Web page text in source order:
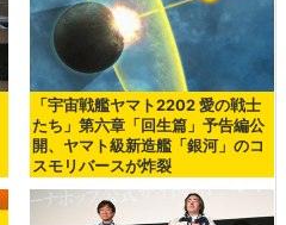
「宇宙戦艦ヤマト2202 愛の戦士
たち」第六章「回生篇」予告編公
開、ヤマト級新造艦「銀河」のコ
スモリバースが炸裂